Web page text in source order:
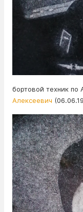
бортовой техник по
Алексеевич